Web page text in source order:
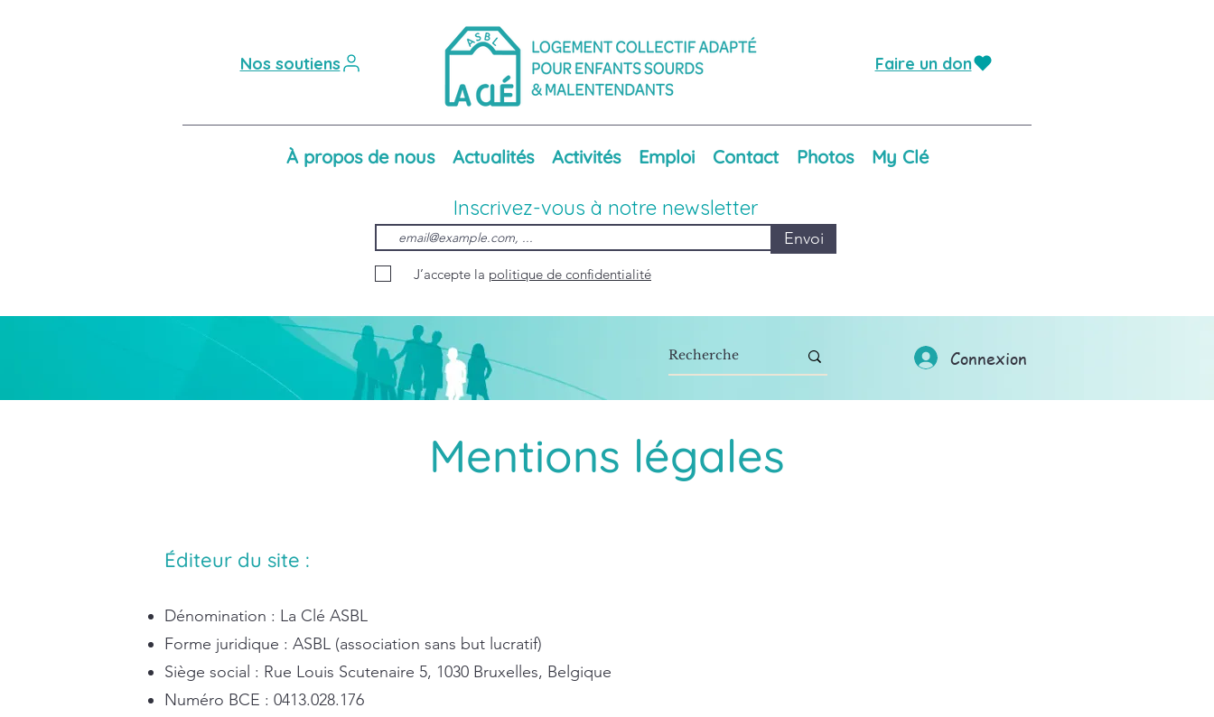
Nos soutiens Faire un don
À propos de nous Actualités Activités Emploi Contact Photos My Clé
Inscrivez-vous à notre newsletter
Envoi
J’accepte la politique de confidentialité
Connexion
Mentions légales
Éditeur du site :
Dénomination : La Clé ASBL
Forme juridique : ASBL (association sans but lucratif)
Siège social : Rue Louis Scutenaire 5, 1030 Bruxelles, Belgique
Numéro BCE : 0413.028.176